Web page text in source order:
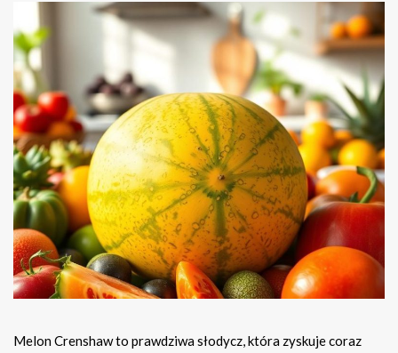
Melon Crenshaw to prawdziwa słodycz, która zyskuje coraz